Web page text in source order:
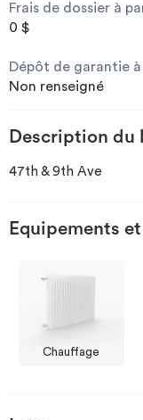
Je cherche un
Je propose un bien
Investir
Blog
Frais de dossier à
0 $
Dépôt de garantie
Non renseigné
Description du
47th & 9th Ave
Equipements
Chauffage